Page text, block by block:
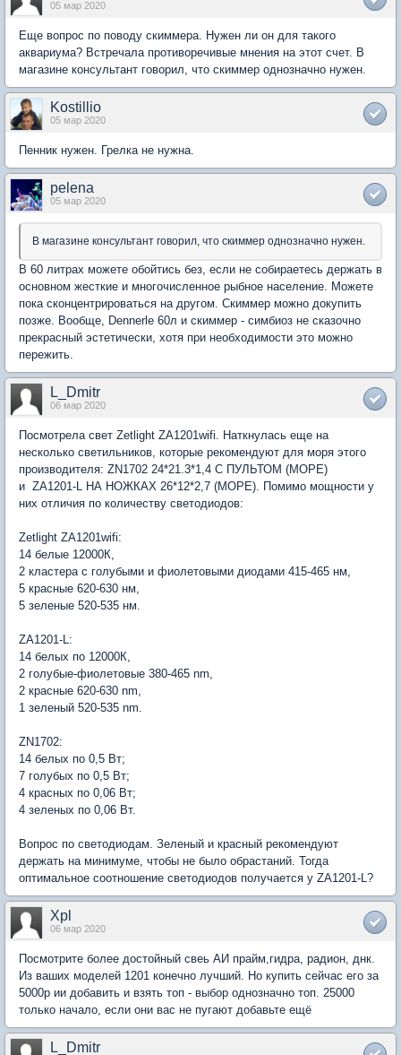
05 мар 2020
Еще вопрос по поводу скиммера. Нужен ли он для такого
аквариума? Встречала противоречивые мнения на этот счет. В
магазине консультант говорил, что скиммер однозначно нужен.
Kostillio
05 мар 2020
Пенник нужен. Грелка не нужна.
pelena
05 мар 2020
В магазине консультант говорил, что скиммер однозначно нужен.
В 60 литрах можете обойтись без, если не собираетесь держать в
основном жесткие и многочисленное рыбное население. Можете
пока сконцентрироваться на другом. Скиммер можно докупить
позже. Вообще, Dennerle 60л и скиммер - симбиоз не сказочно
прекрасный эстетически, хотя при необходимости это можно
пережить.
L_Dmitr
06 мар 2020
Посмотрела свет Zetlight ZA1201wifi. Наткнулась еще на
несколько светильников, которые рекомендуют для моря этого
производителя: ZN1702 24*21.3*1,4 С ПУЛЬТОМ (МОРЕ)
и ZA1201-L НА НОЖКАХ 26*12*2,7 (МОРЕ). Помимо мощности у
них отличия по количеству светодиодов:
Zetlight ZA1201wifi:
14 белые 12000К,
2 кластера с голубыми и фиолетовыми диодами 415-465 нм,
5 красные 620-630 нм,
5 зеленые 520-535 нм.
ZA1201-L:
14 белых по 12000К,
2 голубые-фиолетовые 380-465 nm,
2 красные 620-630 nm,
1 зеленый 520-535 nm.
ZN1702:
14 белых по 0,5 Вт;
7 голубых по 0,5 Вт;
4 красных по 0,06 Вт;
4 зеленых по 0,06 Вт.
Вопрос по светодиодам. Зеленый и красный рекомендуют
держать на минимуме, чтобы не было обрастаний. Тогда
оптимальное соотношение светодиодов получается у ZA1201-L?
Xpl
06 мар 2020
Посмотрите более достойный свеь АИ прайм,гидра, радион, днк.
Из ваших моделей 1201 конечно лучший. Но купить сейчас его за
5000р ии добавить и взять топ - выбор однозначно топ. 25000
только начало, если они вас не пугают добавьте ещё
L_Dmitr